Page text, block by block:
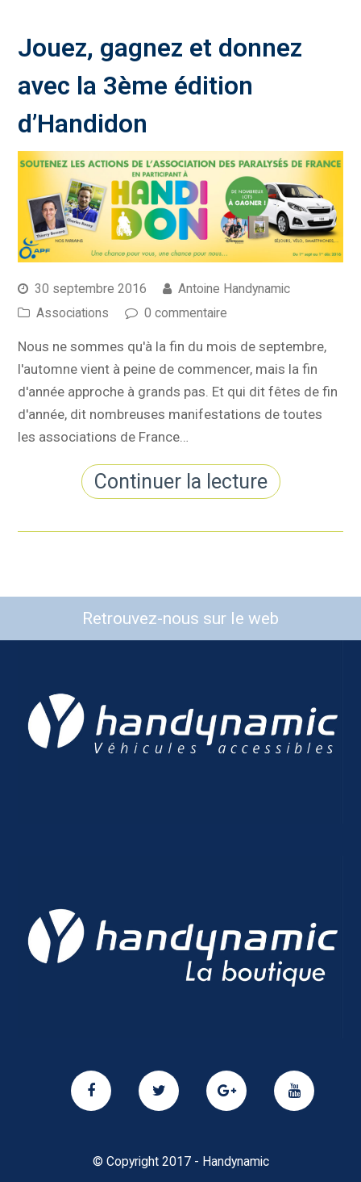
Jouez, gagnez et donnez
avec la 3ème édition
d’Handidon
30 septembre 2016
Antoine Handynamic
Associations
0 commentaire
Nous ne sommes qu'à la fin du mois de septembre,
l'automne vient à peine de commencer, mais la fin
d'année approche à grands pas. Et qui dit fêtes de fin
d'année, dit nombreuses manifestations de toutes
les associations de France…
Continuer la lecture
Retrouvez-nous sur le web
© Copyright 2017 - Handynamic